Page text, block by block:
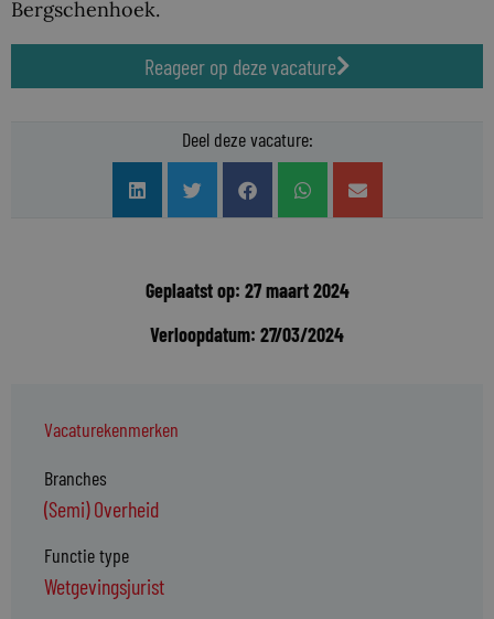
Bergschenhoek.
Reageer op deze vacature
Deel deze vacature:
Geplaatst op: 27 maart 2024
Verloopdatum: 27/03/2024
Vacaturekenmerken
Branches
(Semi) Overheid
Functie type
Wetgevingsjurist